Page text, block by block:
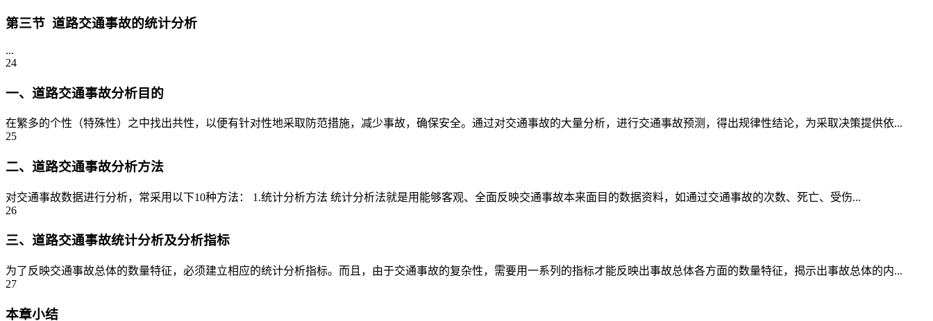
第三节 道路交通事故的统计分析
...
24
一、道路交通事故分析目的
在繁多的个性（特殊性）之中找出共性，以便有针对性地采取防范措施，减少事故，确保安全。通过对交通事故的大量分析，进行交通事故预测，得出规律性结论，为采取决策提供依...
25
二、道路交通事故分析方法
对交通事故数据进行分析，常采用以下10种方法： 1.统计分析方法 统计分析法就是用能够客观、全面反映交通事故本来面目的数据资料，如通过交通事故的次数、死亡、受伤...
26
三、道路交通事故统计分析及分析指标
为了反映交通事故总体的数量特征，必须建立相应的统计分析指标。而且，由于交通事故的复杂性，需要用一系列的指标才能反映出事故总体各方面的数量特征，揭示出事故总体的内...
27
本章小结